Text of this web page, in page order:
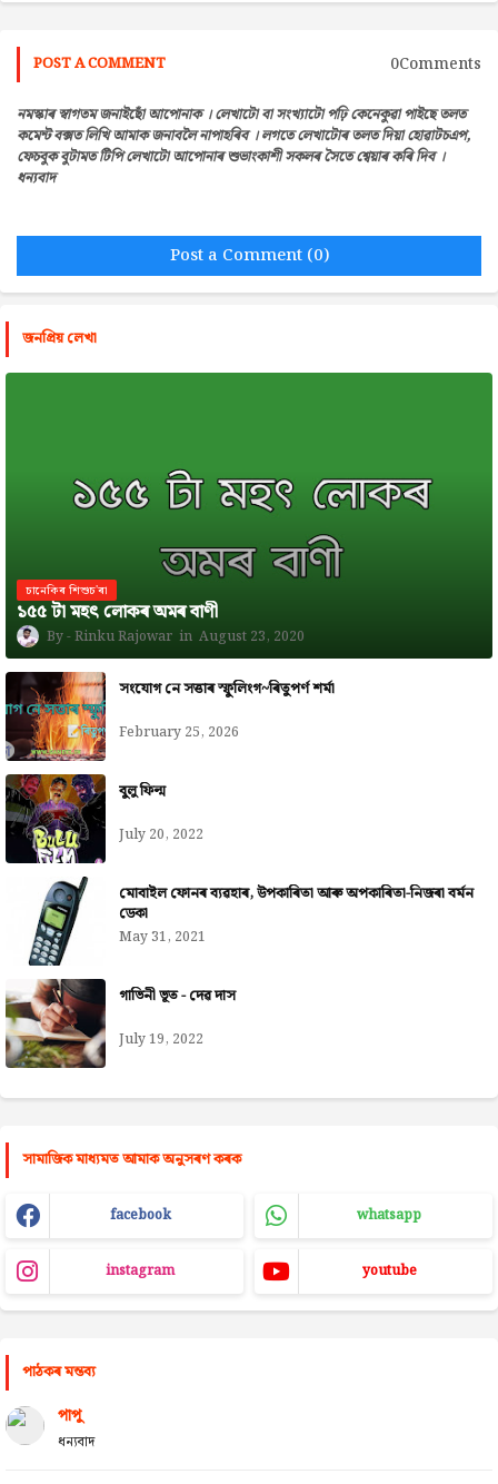
POST A COMMENT 0Comments
নমস্কাৰ স্বাগতম জনাইছোঁ আপোনাক । লেখাটো বা সংখ্যাটো পঢ়ি কেনেকুৱা পাইছে তলত
কমেন্ট বক্সত লিখি আমাক জনাবলৈ নাপাহৰিব । লগতে লেখাটোৰ তলত দিয়া হোৱাটচএপ,
ফেচবুক বুটামত টিপি লেখাটো আপোনাৰ শুভাংকাশী সকলৰ সৈতে শ্বেয়াৰ কৰি দিব ।
ধন্যবাদ
Post a Comment (0)
জনপ্রিয় লেখা
চানেকিৰ শিশুচ'ৰা
১৫৫ টা মহৎ লোকৰ অমৰ বাণী
Rinku Rajowar August 23, 2020
সংযোগ নে সত্তাৰ স্ফুলিংগ~ৰিতুপৰ্ণ শৰ্মা
February 25, 2026
বুলু ফিল্ম
July 20, 2022
মোবাইল ফোনৰ ব্যৱহাৰ, উপকাৰিতা আৰু অপকাৰিতা-নিজৰা বৰ্মন
ডেকা
May 31, 2021
গাভিনী ভূত - দেৱ দাস
July 19, 2022
সামাজিক মাধ্যমত আমাক অনুসৰণ কৰক
facebook whatsapp
instagram youtube
পাঠকৰ মন্তব্য
পাপু
ধন্যবাদ